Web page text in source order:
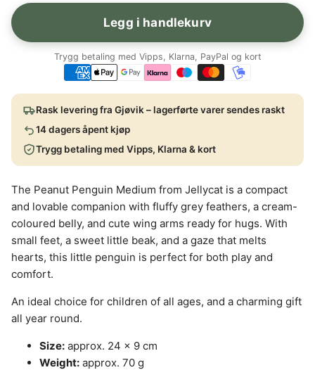
Legg i handlekurv
Trygg betaling med Vipps, Klarna, PayPal og kort
Rask levering fra Gjøvik – lagerførte varer sendes raskt
14 dagers åpent kjøp
Trygg betaling med Vipps, Klarna & kort
The Peanut Penguin Medium from Jellycat is a compact
and lovable companion with fluffy grey feathers, a cream-
coloured belly, and cute wing arms ready for hugs. With
small feet, a sweet little beak, and a gaze that melts
hearts, this little penguin is perfect for both play and
comfort.
An ideal choice for children of all ages, and a charming gift
all year round.
Size: approx. 24 × 9 cm
Weight: approx. 70 g